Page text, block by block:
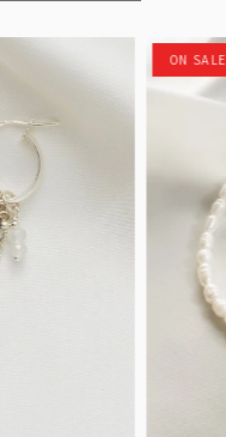
ON SALE